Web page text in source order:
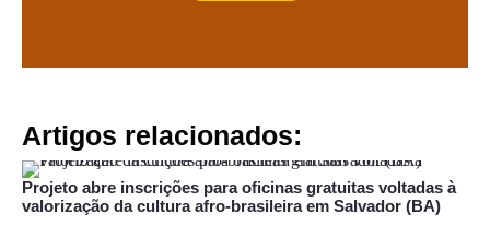
Artigos relacionados:
Projeto abre inscrições para oficinas gratuitas voltadas à
valorização da cultura afro-brasileira em Salvador (BA)